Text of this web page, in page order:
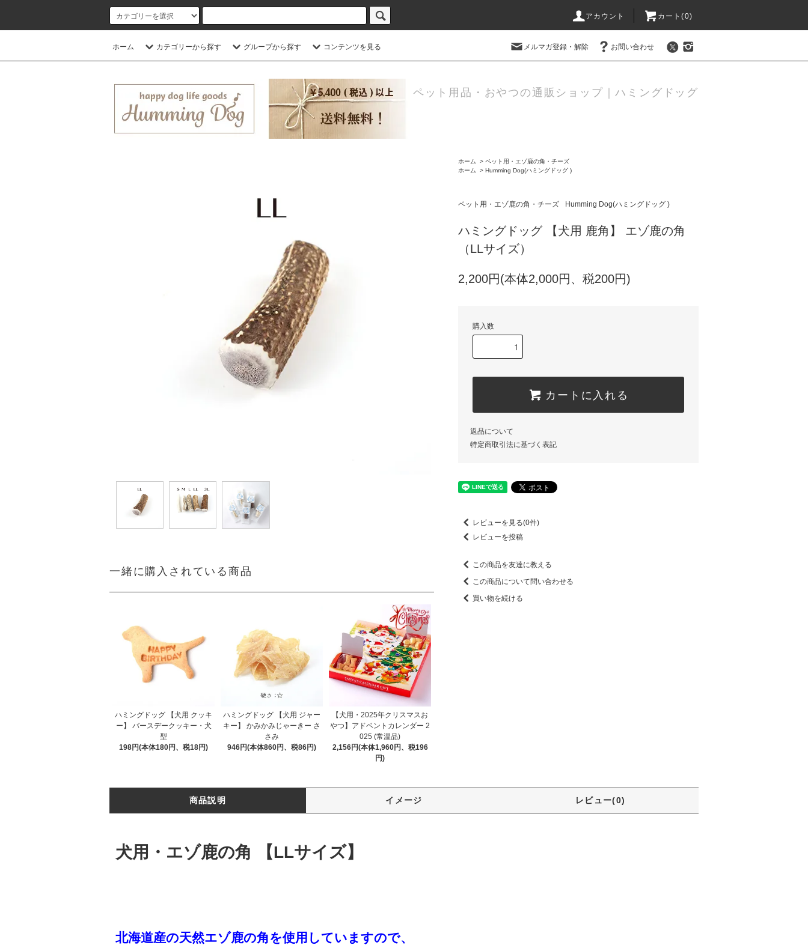
アカウント カート(0)
ホーム カテゴリーから探す グループから探す コンテンツを見る メルマガ登録・解除 お問い合わせ
ペット用品・おやつの通販ショップ｜ハミングドッグ
一緒に購入されている商品
ハミングドッグ 【犬用 クッキ
ー】 バースデークッキー・犬
型
198円(本体180円、税18円)
ハミングドッグ 【犬用 ジャー
キー】 かみかみじゃーきー さ
さみ
946円(本体860円、税86円)
【犬用・2025年クリスマスお
やつ】アドベントカレンダー 2
025 (常温品)
2,156円(本体1,960円、税196
円)
ホーム > ペット用・エゾ鹿の角・チーズ
ホーム
> Humming Dog(ハミングドッグ )
ペット用・エゾ鹿の角・チーズ Humming Dog(ハミングドッグ )
ハミングドッグ 【犬用 鹿角】 エゾ鹿の角
（LLサイズ）
2,200円(本体2,000円、税200円)
購入数
カートに入れる
返品について
特定商取引法に基づく表記
レビューを見る(0件)
レビューを投稿
この商品を友達に教える
この商品について問い合わせる
買い物を続ける
商品説明 イメージ レビュー(0)
犬用・エゾ鹿の角 【LLサイズ】
北海道産の天然エゾ鹿の角を使用していますので、